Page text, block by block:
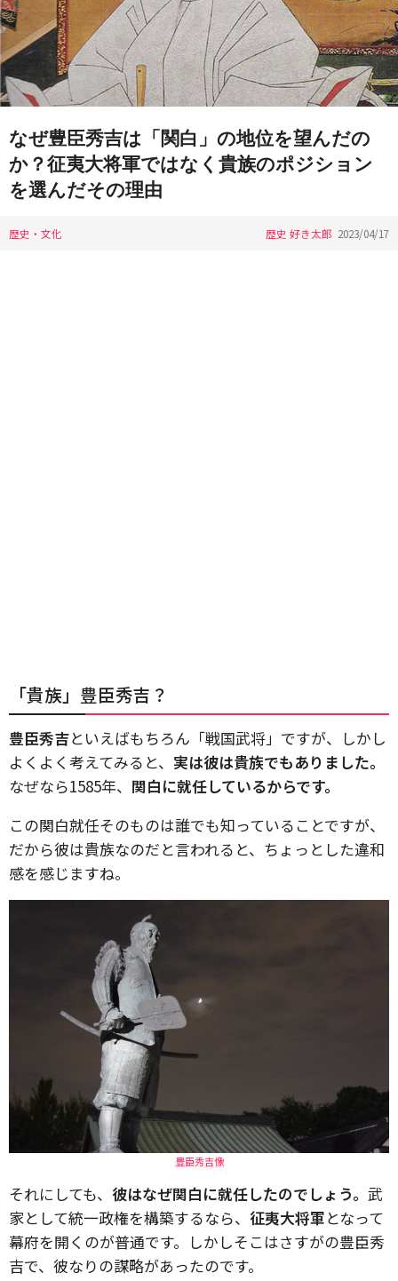
なぜ豊臣秀吉は「関白」の地位を望んだの
か？征夷大将軍ではなく貴族のポジション
を選んだその理由
歴史・文化 歴史 好き太郎 2023/04/17
「貴族」豊臣秀吉？
豊臣秀吉といえばもちろん「戦国武将」ですが、しかし
よくよく考えてみると、 実は彼は貴族でもありました。
なぜなら1585年、 関白に就任しているからです。
この関白就任そのものは誰でも知っていることですが、
だから彼は貴族なのだと言われると、ちょっとした違和
感を感じますね。
豊臣秀吉像
それにしても、 彼はなぜ関白に就任したのでしょう。 武
家として統一政権を構築するなら、 征夷大将軍となって
幕府を開くのが普通です。しかしそこはさすがの豊臣秀
吉で、彼なりの謀略があったのです。